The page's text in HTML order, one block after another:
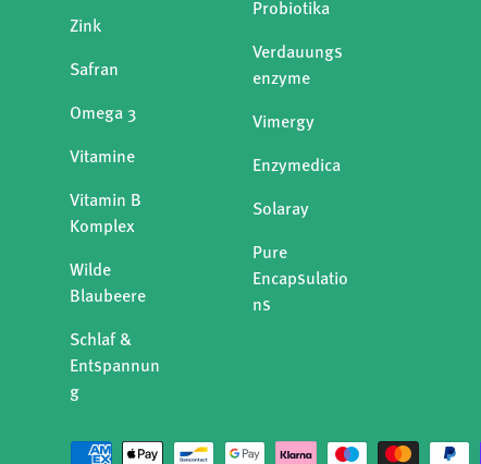
Zink
Safran
Omega 3
Vitamine
Vitamin B
Komplex
Wilde
Blaubeere
Schlaf &
Entspannun
g
Probiotika
Verdauungs
enzyme
Vimergy
Enzymedica
Solaray
Pure
Encapsulatio
ns
Zahlungsmethoden